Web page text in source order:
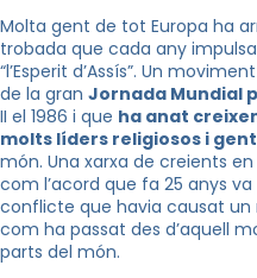
Molta gent de tot Europa ha
trobada que cada any
“l’Esperit d’Assís”. Un
de la gran Jornada Mundial
II el 1986 i que ha anat
molts líders religiosos i
món. Una xarxa de creients
com l’acord que fa 25 anys
conflicte que havia causat un
com ha passat des d’aquell
parts del món.